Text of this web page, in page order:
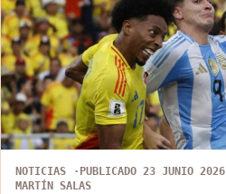
NOTICIAS PUBLICADO 23 JUNIO 2026
MARTÍN SALAS